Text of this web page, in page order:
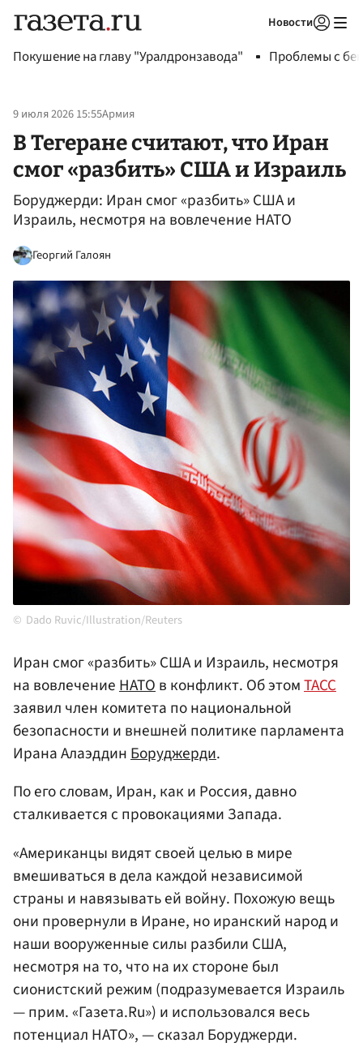
Новости
Покушение на главу "Уралдронзавода" Проблемы с
9 июля 2026 15:55Армия
В Тегеране считают, что Иран
смог «разбить» США и Израиль
Боруджерди: Иран смог «разбить» США и
Израиль, несмотря на вовлечение НАТО
Георгий Галоян
Dado Ruvic/Illustration/Reuters
Иран смог «разбить» США и Израиль, несмотря
на вовлечениеНАТОв конфликт. Об этомТАСС
заявил член комитета по национальной
безопасности и внешней политике парламента
Ирана АлаэддинБоруджерди.
По его словам, Иран, как и Россия, давно
сталкивается с провокациями Запада.
«Американцы видят своей целью в мире
вмешиваться в дела каждой независимой
страны и навязывать ей войну. Похожую вещь
они провернули в Иране, но иранский народ и
наши вооруженные силы разбили США,
несмотря на то, что на их стороне был
сионистский режим (подразумевается Израиль
— прим. «Газета.Ru») и использовался весь
потенциал НАТО», — сказал Боруджерди.